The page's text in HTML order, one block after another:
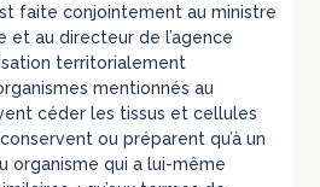
faite conjointement au ministre
et au directeur de l’agence
territorialement
mentionnés au
céder les tissus et cellules
ou préparent qu’à un
organisme qui a lui-même